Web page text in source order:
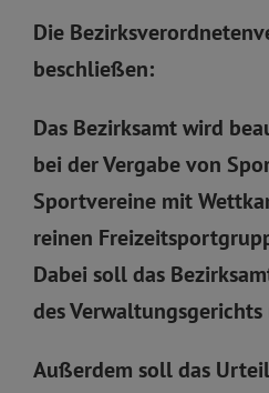
Die
beschließen:
Das Bezirksamt wird
bei der Vergabe von
Sportvereine mit
reinen
Dabei soll das
des Verwaltungsgerichts
Außerdem soll das